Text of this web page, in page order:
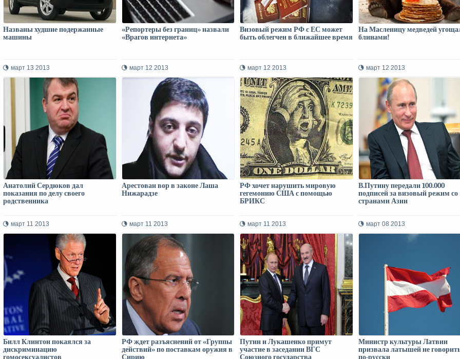
Названы худшие подержанные
машины
март 13 2013
«Репортеры без границ» назвали
«Врагов интернета»
март 12 2013
Визовый режим РФ с ЕС может
быть облегчен в ближайшее время
март 12 2013
На Масленицу медведей
блинами!
март 12 2013
Анатолий Сердюков дал
показания по делу своего
родственника
март 11 2013
Арестован вор в законе Лаша
Нижарадзе
март 11 2013
РФ хочет нарушить мировую
гегемонию США с помощью
БРИКС
март 11 2013
В.Путину передали 100.000
подписей за визовый режим со
странами Азии
март 08 2013
Билл Клинтон покаялся за
дискриминацию
гомосексуалистов
РФ ждет разъяснений от «Группы
действий» по поставкам оружия в
Сирию
Путин и Лукашенко примут
участие в заседании ВГС
Союзного государства
Министр культуры Латвии
призвала латышей не
по-русски